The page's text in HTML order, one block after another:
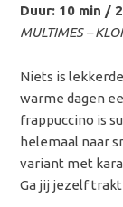
Duur: 10 min /
MULTIMES –
Niets is
warme dagen
frappuccino is
helemaal naar
variant met
Ga jij jezelf